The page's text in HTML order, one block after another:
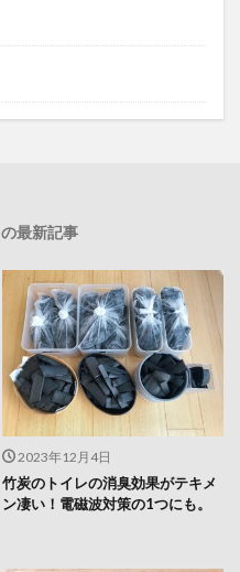
の最新記事
2023年12月4日
竹炭のトイレの消臭効果がテキメ
ン凄い！電磁波対策の1つにも。